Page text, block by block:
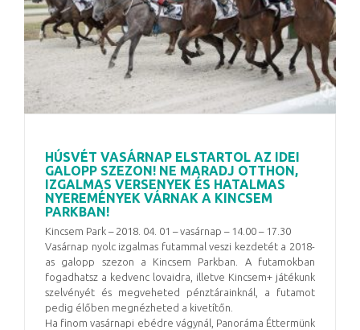
HÚSVÉT VASÁRNAP ELSTARTOL AZ IDEI
GALOPP SZEZON! NE MARADJ OTTHON,
IZGALMAS VERSENYEK ÉS HATALMAS
NYEREMÉNYEK VÁRNAK A KINCSEM
PARKBAN!
Kincsem Park – 2018. 04. 01 – vasárnap – 14.00 – 17.30
Vasárnap nyolc izgalmas futammal veszi kezdetét a 2018-
as galopp szezon a Kincsem Parkban. A futamokban
fogadhatsz a kedvenc lovaidra, illetve Kincsem+ játékunk
szelvényét és megveheted pénztárainknál, a futamot
pedig élőben megnézheted a kivetítőn.
Ha finom vasárnapi ebédre vágynál, Panoráma Éttermünk